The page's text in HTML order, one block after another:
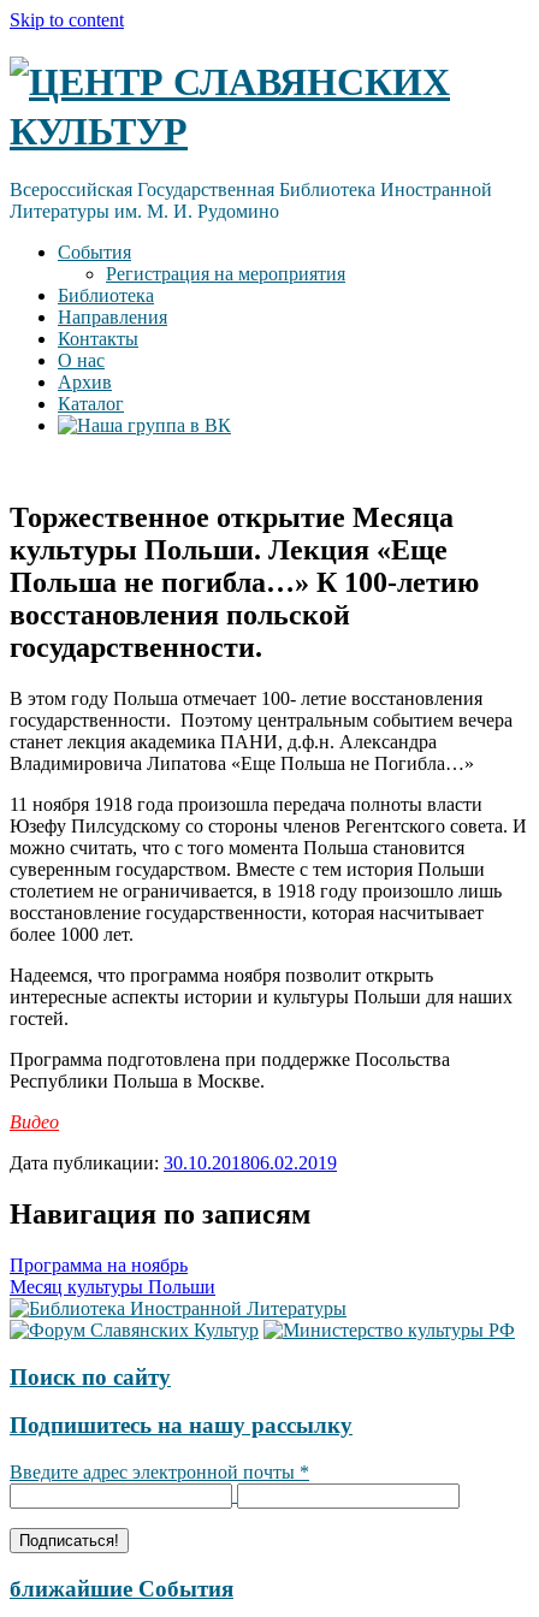
Skip to content
ЦЕНТР СЛАВЯНСКИХ
КУЛЬТУР
Всероссийская Государственная Библиотека Иностранной
Литературы им. М. И. Рудомино
События
Регистрация на мероприятия
Библиотека
Направления
Контакты
О нас
Архив
Каталог
Торжественное открытие Месяца
культуры Польши. Лекция «Еще
Польша не погибла…» К 100-летию
восстановления польской
государственности.
В этом году Польша отмечает 100- летие восстановления
государственности. Поэтому центральным событием вечера
станет лекция академика ПАНИ, д.ф.н. Александра
Владимировича Липатова «Еще Польша не Погибла…»
11 ноября 1918 года произошла передача полноты власти
Юзефу Пилсудскому со стороны членов Регентского совета. И
можно считать, что с того момента Польша становится
суверенным государством. Вместе с тем история Польши
столетием не ограничивается, в 1918 году произошло лишь
восстановление государственности, которая насчитывает
более 1000 лет.
Надеемся, что программа ноября позволит открыть
интересные аспекты истории и культуры Польши для наших
гостей.
Программа подготовлена при поддержке Посольства
Республики Польша в Москве.
Видео
Дата публикации: 30.10.201806.02.2019
Навигация по записям
Программа на ноябрь
Месяц культуры Польши
Поиск по сайту
Подпишитесь на нашу рассылку
Введите адрес электронной почты *
ближайшие События